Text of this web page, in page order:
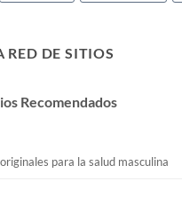
RED DE SITIOS
Recomendados
para la salud masculina